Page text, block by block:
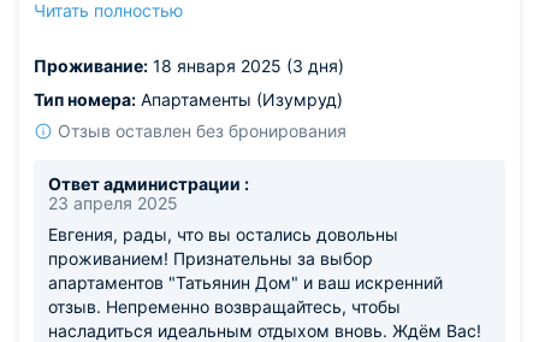
для душа есть в ванной комнате, также выдаются
Читать полностью
Проживание: 18 января 2025 (3 дня)
Тип номера: Апартаменты (Изумруд)
Отзыв оставлен без бронирования
Ответ администрации :
23 апреля 2025
Евгения, рады, что вы остались довольны
проживанием! Признательны за выбор
апартаментов "Татьянин Дом" и ваш искренний
отзыв. Непременно возвращайтесь, чтобы
насладиться идеальным отдыхом вновь. Ждём Вас!